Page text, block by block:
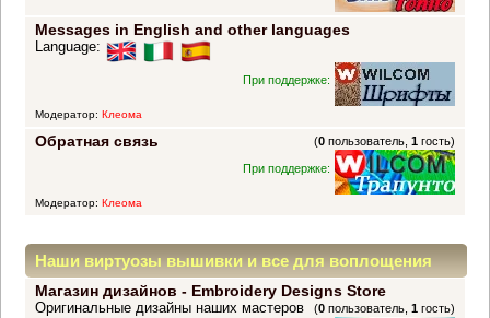
Messages in English and other languages
Language:
При поддержке:
Модератор: Клеома
Обратная связь (0 пользователь,1 гость)
При поддержке:
Модератор: Клеома
Наши виртуозы вышивки и все для воплощения
прекрасных идей
Магазин дизайнов - Embroidery Designs Store
(0 пользователь,1 гость)
Оригинальные дизайны наших мастеров